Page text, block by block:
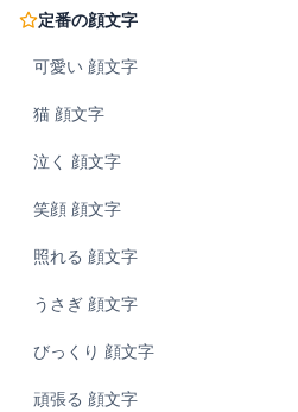
定番の顔文字
可愛い 顔文字
猫 顔文字
泣く 顔文字
笑顔 顔文字
照れる 顔文字
うさぎ 顔文字
びっくり 顔文字
頑張る 顔文字